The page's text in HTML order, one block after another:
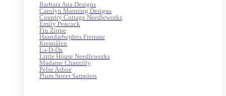
Barbara Ana Designs
Carolyn Manning Designs
Country Cottage Needleworks
Emily Peacock
Fru Zippe
Haandarbejdets Fremme
Kreanålen
La-D-Da
Little House Needleworks
Madame Chantilly
Pelse Asboe
Plum Street Samplers